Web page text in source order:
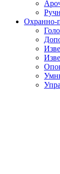
Охранно-